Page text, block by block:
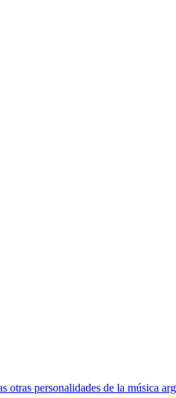
personalidades de la música